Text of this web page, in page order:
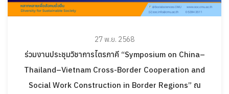
27 พ.ย. 2568
ร่วมงานประชุมวิชาการไตรภาคี “Symposium on China–
Thailand–Vietnam Cross-Border Cooperation and
Social Work Construction in Border Regions” ณ